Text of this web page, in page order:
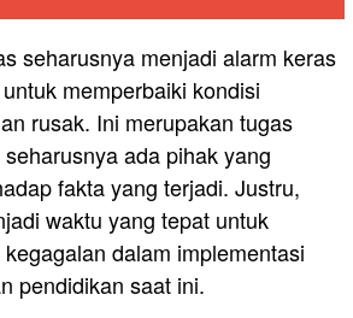
seharusnya menjadi alarm keras
memperbaiki kondisi
rusak. Ini merupakan tugas
ada pihak yang
fakta yang terjadi. Justru,
waktu yang tepat untuk
dalam implementasi
pendidikan saat ini.